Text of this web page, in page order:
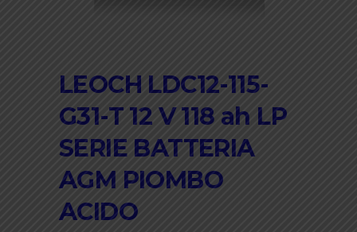
LEOCH LDC12-115-
G31-T 12 V 118 ah LP
SERIE BATTERIA
AGM PIOMBO
ACIDO